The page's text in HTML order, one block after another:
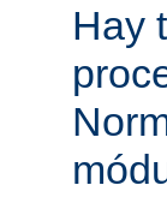
Hay